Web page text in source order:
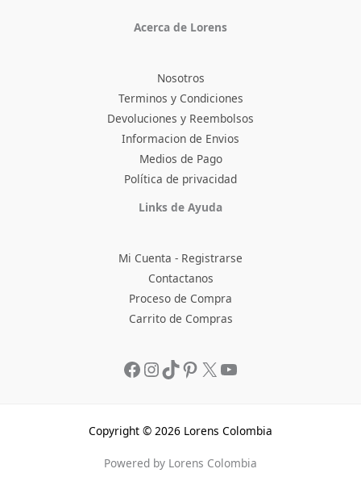
Acerca de Lorens
Nosotros
Terminos y Condiciones
Devoluciones y Reembolsos
Informacion de Envios
Medios de Pago
Política de privacidad
Links de Ayuda
Mi Cuenta - Registrarse
Contactanos
Proceso de Compra
Carrito de Compras
Facebook
Instagram
TikTokPinterest
Copyright © 2026 Lorens Colombia
Powered by Lorens Colombia